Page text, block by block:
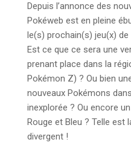
Depuis l’annonce des
Pokéweb est en pleine
le(s) prochain(s) jeu(x)
Est ce que ce sera une
prenant place dans la
Pokémon Z) ? Ou bien
nouveaux Pokémons
inexplorée ? Ou encore
Rouge et Bleu ? Telle est
divergent !